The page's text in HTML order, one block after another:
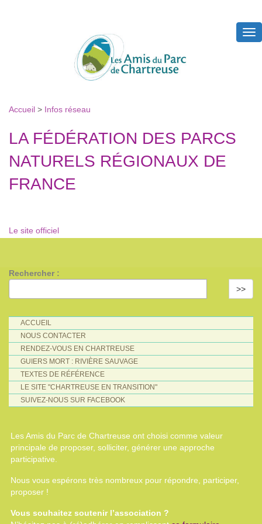
Accueil > Infos réseau
LA FÉDÉRATION DES PARCS
NATURELS RÉGIONAUX DE
FRANCE
Le site officiel
Rechercher :
>>
ACCUEIL
NOUS CONTACTER
RENDEZ-VOUS EN CHARTREUSE
GUIERS MORT : RIVIÈRE SAUVAGE
TEXTES DE RÉFÉRENCE
LE SITE "CHARTREUSE EN TRANSITION"
SUIVEZ-NOUS SUR FACEBOOK
Les Amis du Parc de Chartreuse ont choisi comme valeur
principale de proposer, solliciter, générer une approche
participative.
Nous vous espérons très nombreux pour répondre, participer,
proposer !
Vous souhaitez soutenir l’association ?